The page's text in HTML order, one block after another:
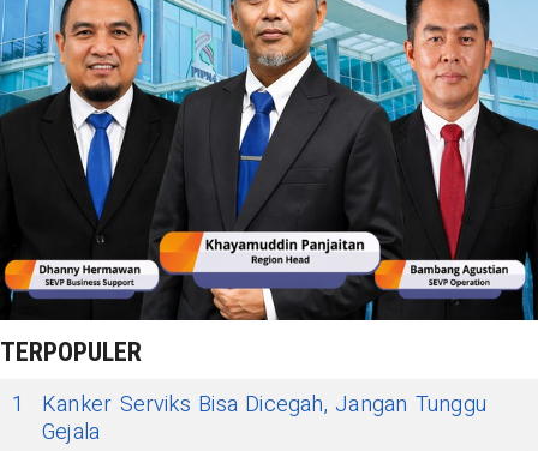
TERPOPULER
1
Kanker Serviks Bisa Dicegah, Jangan Tunggu
Gejala